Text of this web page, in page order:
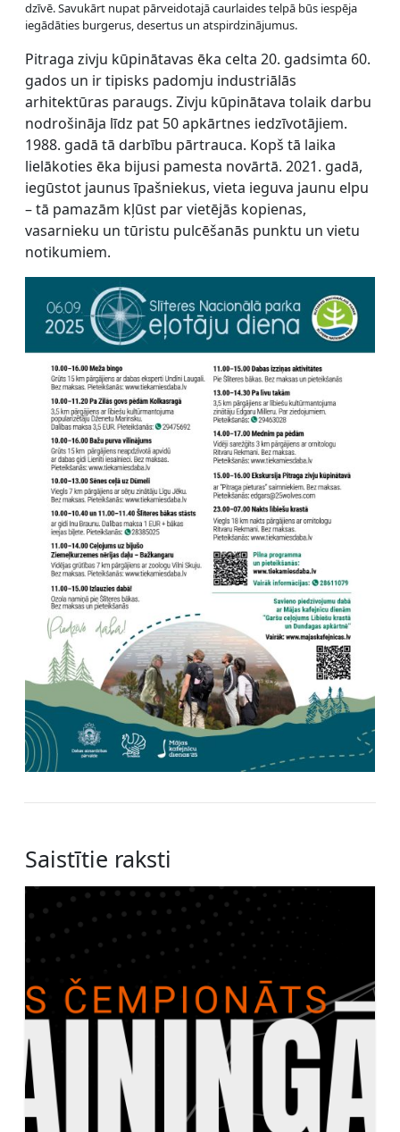
dzīvē. Savukārt nupat pārveidotajā caurlaides telpā būs iespēja
iegādāties burgerus, desertus un atspirdzinājumus.
Pitraga zivju kūpinātavas ēka celta 20. gadsimta 60.
gados un ir tipisks padomju industriālās
arhitektūras paraugs. Zivju kūpinātava tolaik darbu
nodrošināja līdz pat 50 apkārtnes iedzīvotājiem.
1988. gadā tā darbību pārtrauca. Kopš tā laika
lielākoties ēka bijusi pamesta novārtā. 2021. gadā,
iegūstot jaunus īpašniekus, vieta ieguva jaunu elpu
– tā pamazām kļūst par vietējās kopienas,
vasarnieku un tūristu pulcēšanās punktu un vietu
notikumiem.
Saistītie raksti